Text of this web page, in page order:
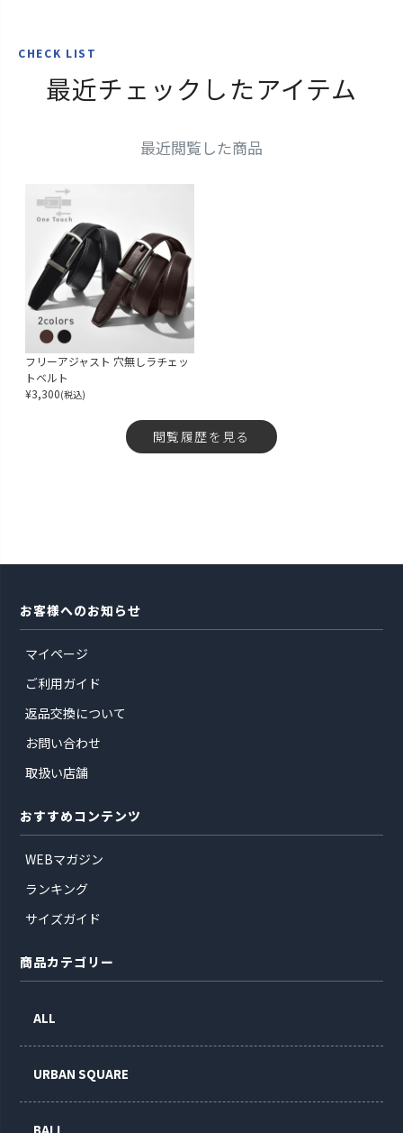
CHECK LIST
最近チェックしたアイテム
最近閲覧した商品
フリーアジャスト 穴無しラチェッ
トベルト
¥3,300(税込)
閲覧履歴を見る
お客様へのお知らせ
マイページ
ご利用ガイド
返品交換について
お問い合わせ
取扱い店舗
おすすめコンテンツ
WEBマガジン
ランキング
サイズガイド
商品カテゴリー
ALL
URBAN SQUARE